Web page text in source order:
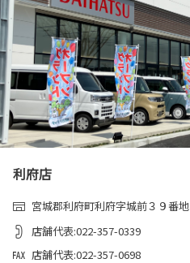
利府店
宮城郡利府町利府字城前３９番地
店舗代表:022-357-0339
店舗代表:022-357-0698